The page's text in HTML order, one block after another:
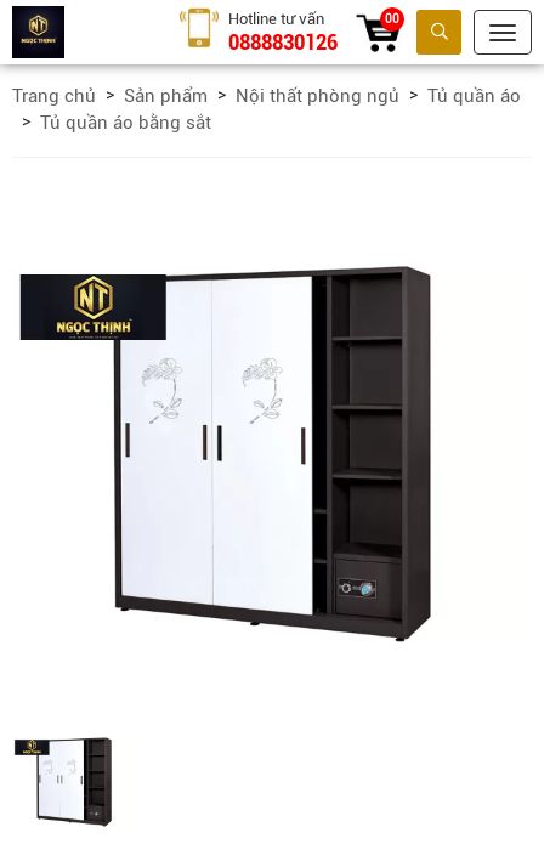
Tìm kiếm
Hotline tư vấn
0888830126
00
Trang chủ Sản phẩm Nội thất phòng ngủ
Tủ quần áo
Tủ quần áo bằng sắt